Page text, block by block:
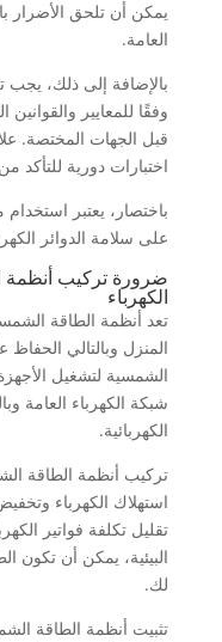
يمكن أن تلحق الأضرار
العامة.
بالإضافة إلى ذلك، يجب
وفقًا للمعايير
قبل الجهات المختصة.
اختبارات دورية
باختصار، يعتبر استخدام
على سلامة الدوائر
ضرورة تركيب أنظمة
الكهرباء
تعد أنظمة الطاقة
المنزل وبالتالي
الشمسية لتشغيل
شبكة الكهرباء العامة
الكهربائية.
تركيب أنظمة الطاقة
استهلاك الكهرباء
تقليل تكلفة فواتير
البيئية، يمكن أن تكون
لك.
تثبيت أنظمة الطاقة